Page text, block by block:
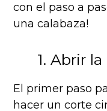
con el paso a
una calabaza!
1. Abrir
El primer paso
hacer un corte